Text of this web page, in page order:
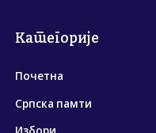
Категорије
Почетна
Српска памти